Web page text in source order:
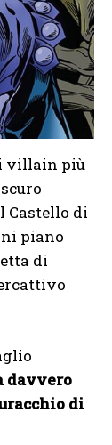
villain più
Castello di
piano
di
davvero
di